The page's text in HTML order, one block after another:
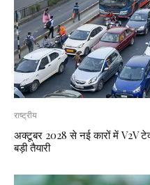
राष्ट्रीय
अक्टूबर 2028 से नई कारों में V2V
बड़ी तैयारी